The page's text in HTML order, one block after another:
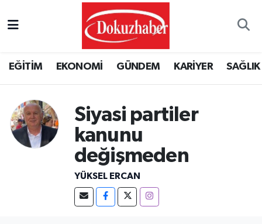
EĞİTİM EKONOMİ GÜNDEM KARİYER SAĞLIK
Siyasi partiler
kanunu
değişmeden
YÜKSEL ERCAN
Puan Durumu ve Fikstür
Tüm Manşetler
Son Dakika Haberleri
Haber Arşivi